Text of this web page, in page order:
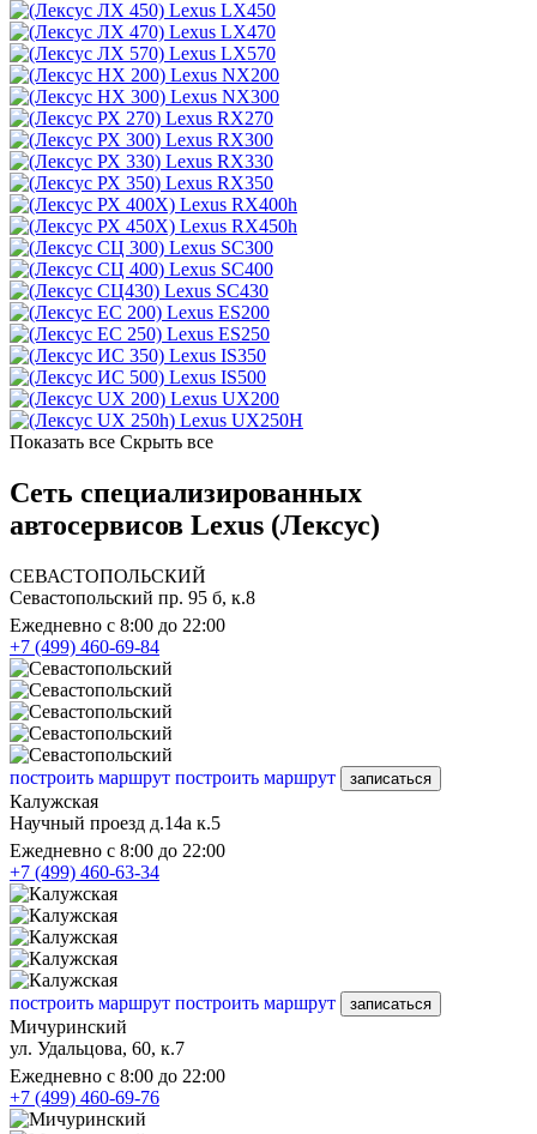
Lexus LX450
Lexus LX470
Lexus LX570
Lexus NX200
Lexus NX300
Lexus RX270
Lexus RX300
Lexus RX330
Lexus RX350
Lexus RX400h
Lexus RX450h
Lexus SC300
Lexus SC400
Lexus SC430
Lexus ES200
Lexus ES250
Lexus IS350
Lexus IS500
Lexus UX200
Lexus UX250H
Показать все Скрыть все
Сеть специализированных
автосервисов Lexus (Лексус)
СЕВАСТОПОЛЬСКИЙ
Севастопольский пр. 95 б, к.8
Ежедневно с 8:00 до 22:00
+7 (499) 460-69-84
построить маршрут построить маршрут записаться
Калужская
Научный проезд д.14а к.5
Ежедневно с 8:00 до 22:00
+7 (499) 460-63-34
построить маршрут построить маршрут записаться
Мичуринский
ул. Удальцова, 60, к.7
Ежедневно с 8:00 до 22:00
+7 (499) 460-69-76